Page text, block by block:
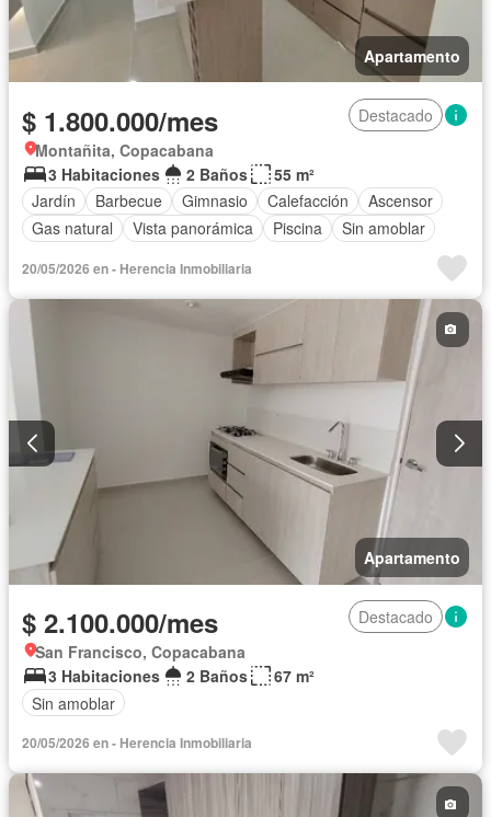
Apartamento
$ 1.800.000/mes
Destacado
Montañita, Copacabana
3 Habitaciones
2 Baños
55 m²
Jardín
Barbecue Gimnasio Calefacción
Ascensor
Gas natural
Vista panorámica Piscina Sin amoblar
20/05/2026 en - Herencia Inmobiliaria
Apartamento
$ 2.100.000/mes
Destacado
San Francisco, Copacabana
3 Habitaciones
2 Baños
67 m²
Sin amoblar
20/05/2026 en - Herencia Inmobiliaria